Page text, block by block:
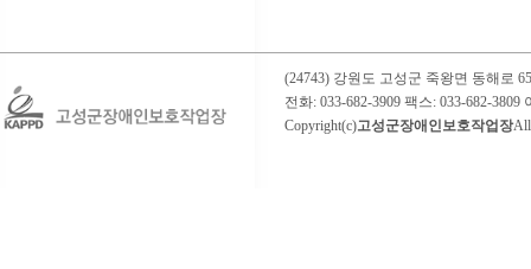
(24743) 강원도 고성군 죽왕면 동해로
전화: 033-682-3909 팩스: 033-682-3809
Copyright(c)고성군장애인보호작업장All